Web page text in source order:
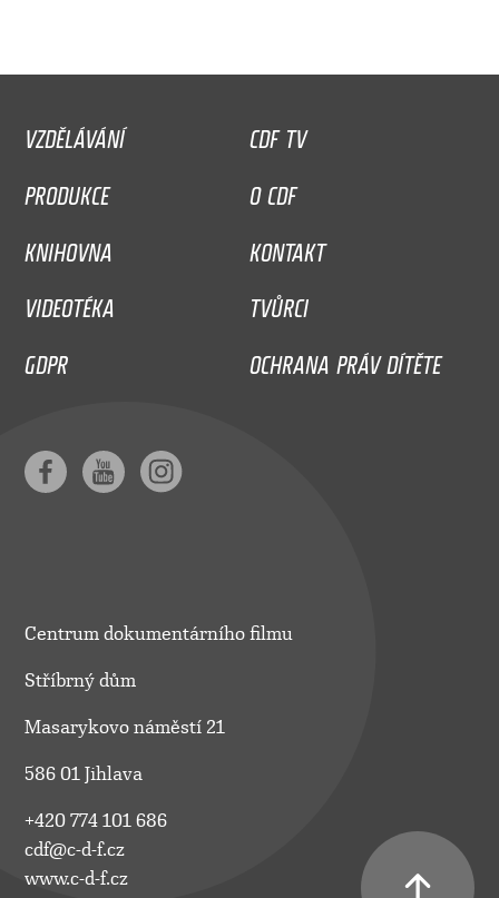
VZDĚLÁVÁNÍ
CDF TV
PRODUKCE
O CDF
KNIHOVNA
KONTAKT
VIDEOTÉKA
TVŮRCI
GDPR
OCHRANA PRÁV DÍTĚTE
Centrum dokumentárního filmu
Stříbrný dům
Masarykovo náměstí 21
586 01 Jihlava
+420 774 101 686
cdf@c-d-f.cz
www.c-d-f.cz